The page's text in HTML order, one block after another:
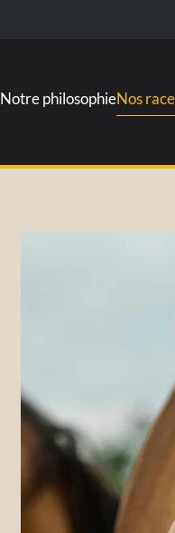
Notre philosophieNos